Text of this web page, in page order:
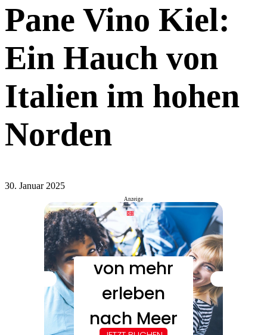
Pane Vino Kiel:
Ein Hauch von
Italien im hohen
Norden
30. Januar 2025
Anzeige